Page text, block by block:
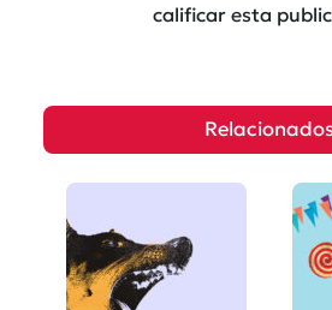
calificar esta